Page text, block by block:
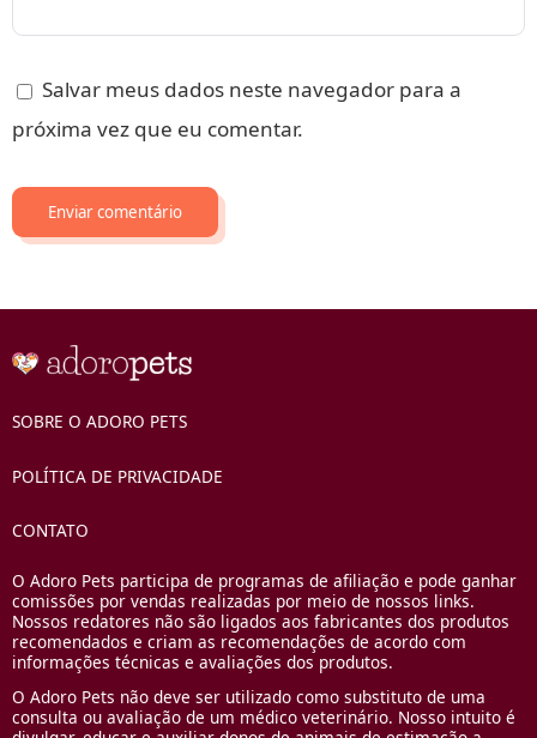
Salvar meus dados neste navegador para a
próxima vez que eu comentar.
SOBRE O ADORO PETS
POLÍTICA DE PRIVACIDADE
CONTATO
O Adoro Pets participa de programas de afiliação e pode ganhar
comissões por vendas realizadas por meio de nossos links.
Nossos redatores não são ligados aos fabricantes dos produtos
recomendados e criam as recomendações de acordo com
informações técnicas e avaliações dos produtos.
O Adoro Pets não deve ser utilizado como substituto de uma
consulta ou avaliação de um médico veterinário. Nosso intuito é